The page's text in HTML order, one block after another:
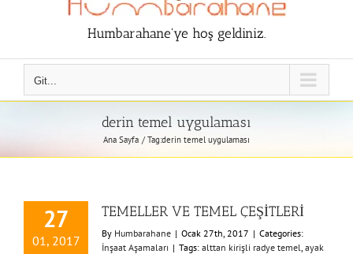
Humbarahane'ye hoş geldiniz.
Git...
derin temel uygulaması
Ana Sayfa Tag:derin temel uygulaması
27
01, 2017
TEMELLER VE TEMEL ÇEŞİTLERİ
By Humbarahane | Ocak 27th, 2017 | Categories:
İnşaat Aşamaları | Tags: alttan kirişli radye temel, ayak